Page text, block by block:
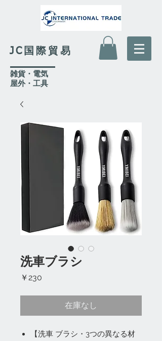
JC国際貿易
​雑貨・電気
​屋外・工具
洗車ブラシ
￥230
在庫なし
【洗車 ブラシ・3つの異なる材